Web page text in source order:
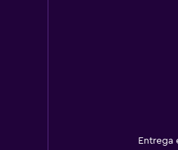
Entrega